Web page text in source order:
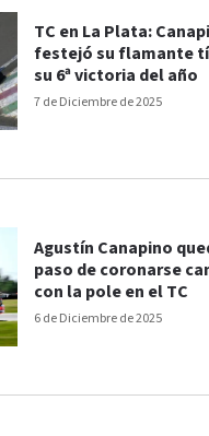
7 de Diciembre de 2025
TC en La Plata:
festejó su flamante
su 6ª victoria del año
6 de Diciembre de 2025
Agustín Canapino
paso de coronarse
con la pole en el TC